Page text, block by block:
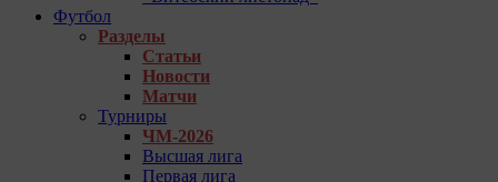
Футбол
Разделы
Статьи
Новости
Матчи
Турниры
ЧМ-2026
Высшая лига
Первая лига